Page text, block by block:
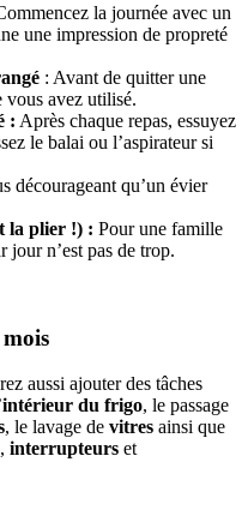
la journée avec un
une impression de propreté
: Avant de quitter une
vous avez utilisé.
: Après chaque repas, essuyez
le balai ou l’aspirateur si
décourageant qu’un évier
la plier !) : Pour une famille
jour n’est pas de trop.
aussi ajouter des tâches
intérieur du frigo, le passage
, le lavage de vitres ainsi que
interrupteurs et